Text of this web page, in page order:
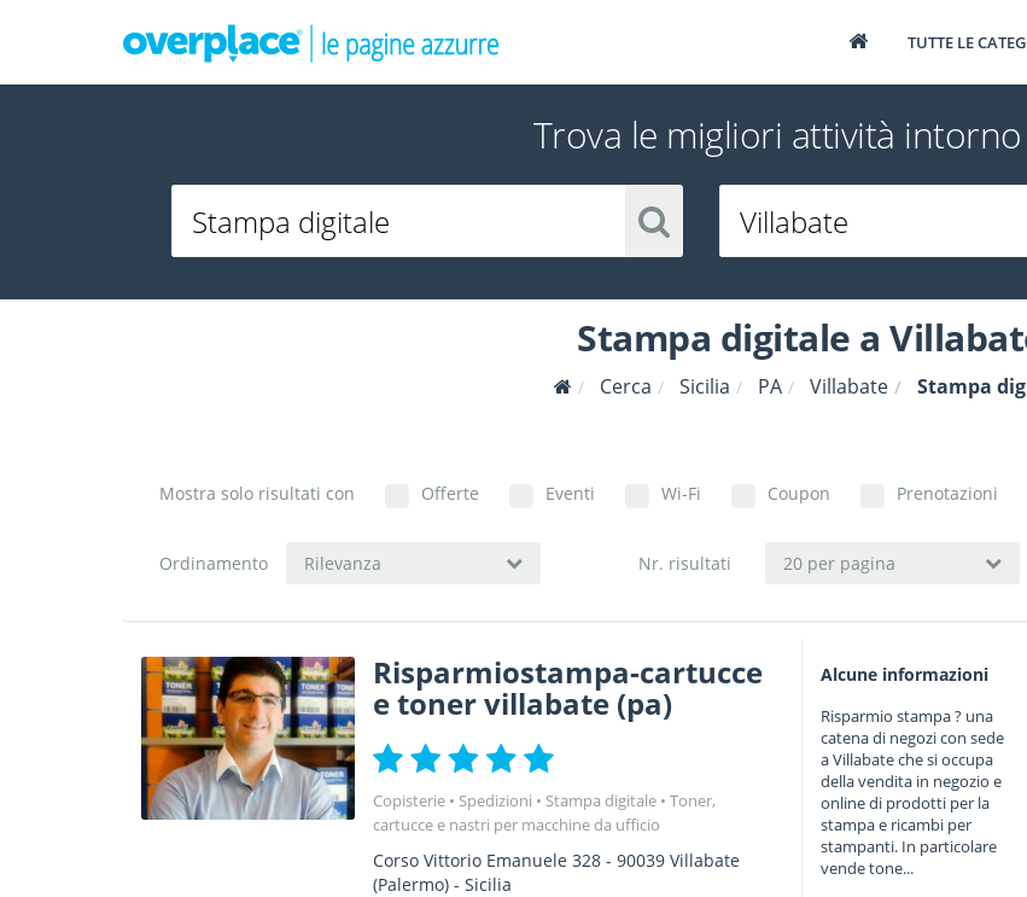
TUTTE LE
Trova le migliori attività
Stampa digitale a
Cerca Sicilia PA Villabate Stampa
Mostra solo risultati con Offerte Eventi Wi-Fi Coupon Prenotazioni
Ordinamento Rilevanza Nr. risultati 20 per pagina
Risparmiostampa-cartucce
e toner villabate (pa)
Copisterie Spedizioni Stampa digitale
Toner,
cartucce e nastri per macchine da ufficio
Corso Vittorio Emanuele 328 -90039 Villabate
(Palermo) -Sicilia
Alcune informazioni
Risparmio stampa ? una
catena di negozi con sede
a Villabate che si occupa
della vendita in negozio e
online di prodotti per la
stampa e ricambi per
stampanti. In particolare
vende tone...